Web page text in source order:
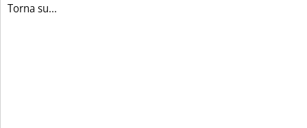
Torna su...